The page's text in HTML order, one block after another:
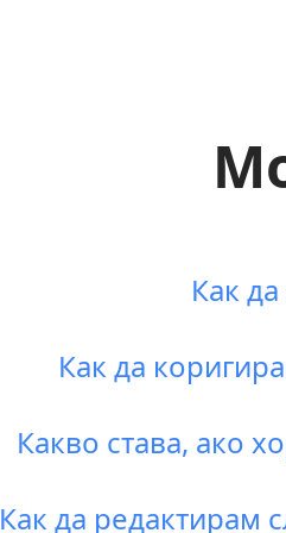
Как
Как да
Какво става, ако
Как да редактирам